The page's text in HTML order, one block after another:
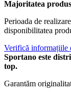
Majoritatea
Perioada de
disponibilitatea
Verifică informațiile
Sportano este
top.
Garantăm